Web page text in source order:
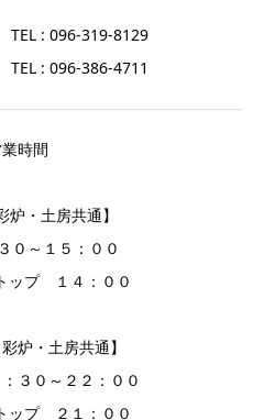
TEL : 096-319-8129
TEL : 096-386-4711
時間
炉・土房共通】
０～１５：００
ップ １４：００
炉・土房共通】
０～２２：００
ップ ２１：００